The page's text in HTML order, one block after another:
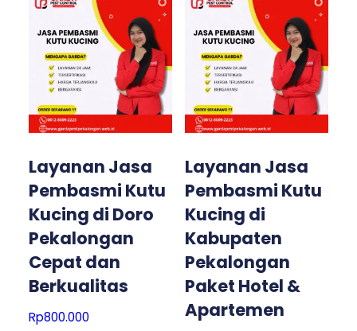
Layanan Jasa
Pembasmi Kutu
Kucing di Doro
Pekalongan
Cepat dan
Berkualitas
Rp800.000
Layanan Jasa
Pembasmi Kutu
Kucing di
Kabupaten
Pekalongan
Paket Hotel &
Apartemen